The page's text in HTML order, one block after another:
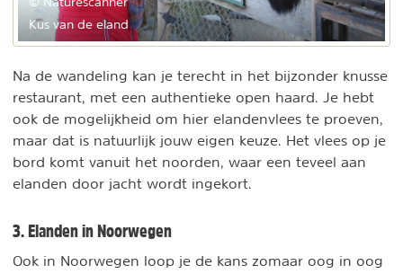
Kus van de eland
Na de wandeling kan je terecht in het bijzonder knusse
restaurant, met een authentieke open haard. Je hebt
ook de mogelijkheid om hier elandenvlees te proeven,
maar dat is natuurlijk jouw eigen keuze. Het vlees op je
bord komt vanuit het noorden, waar een teveel aan
elanden door jacht wordt ingekort.
3. Elanden in Noorwegen
Ook in Noorwegen loop je de kans zomaar oog in oog